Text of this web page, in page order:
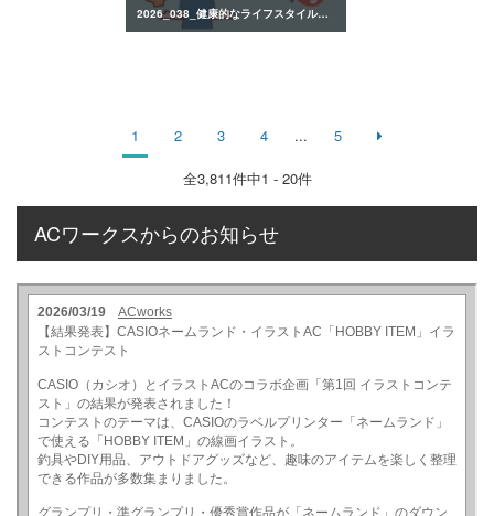
2026_038_健康的なライフスタイルのイラスト
1 2 3 4 ... 5
全3,811件中1 - 20件
ACワークスからのお知らせ